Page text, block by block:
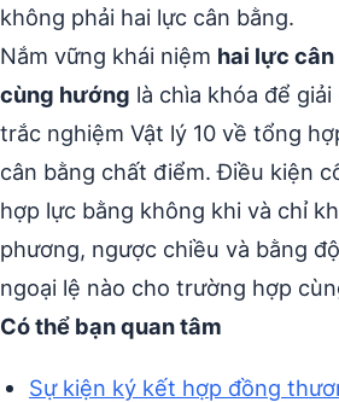
không phải hai lực cân bằng.
Nắm vững khái niệm hai lực
cùng hướng là chìa khóa để
trắc nghiệm Vật lý 10 về tổng
cân bằng chất điểm. Điều kiện
hợp lực bằng không khi và chỉ
phương, ngược chiều và bằng
ngoại lệ nào cho trường hợp
Có thể bạn quan tâm
Sự kiện ký kết hợp đồng